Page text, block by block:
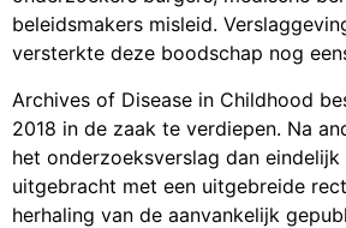
beleidsmakers misleid.
versterkte deze boodschap nog
Archives of Disease in Childhood
2018 in de zaak te verdiepen. Na
het onderzoeksverslag dan
uitgebracht met een uitgebreide
herhaling van de aanvankelijk